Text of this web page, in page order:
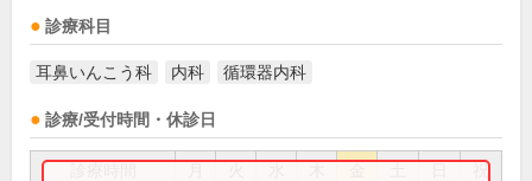
診療科目
耳鼻いんこう科 内科 循環器内科
診療/受付時間・休診日
祝